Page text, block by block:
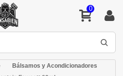
0
Bálsamos y Acondicionadores